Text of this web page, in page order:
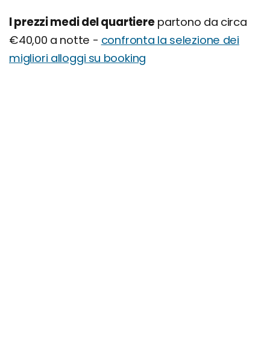
I prezzi medi del quartierepartono da circa
€40,00 a notte - confronta la selezione dei
migliori alloggi su booking